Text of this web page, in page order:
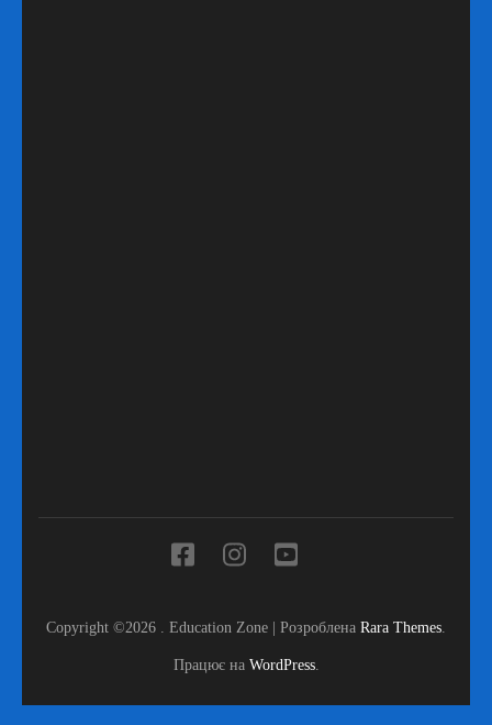
Copyright ©2026 Education Zone | Розроблена Rara Themes
Працює на WordPress.